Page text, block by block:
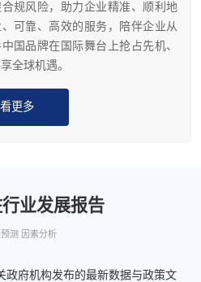
规风险，助力企业精准、顺利地
可靠、高效的服务，陪伴企业从
国品牌在国际舞台上抢占先机、
全球机遇。
更多
业发展报告
测 因素分析
府机构发布的最新数据与政策文